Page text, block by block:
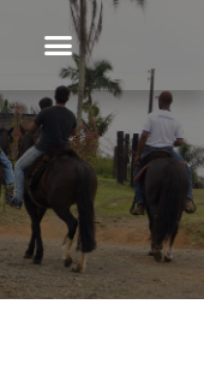
Menu